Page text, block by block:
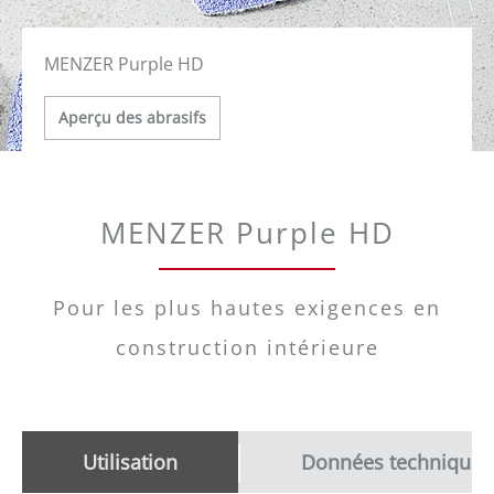
MENZER Purple HD
Aperçu des abrasifs
MENZER Purple HD
Pour les plus hautes exigences en
construction intérieure
Utilisation Données techniques